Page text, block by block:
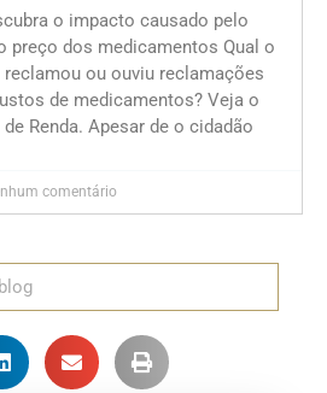
o impacto causado pelo
preço dos medicamentos Qual o
ou ouviu reclamações
de medicamentos? Veja o
Renda. Apesar de o cidadão
comentário